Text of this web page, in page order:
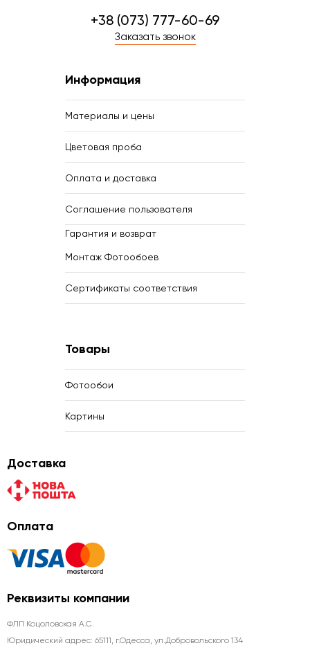
+38 (073) 777-60-69
Заказать звонок
Информация
Материалы и цены
Цветовая проба
Оплата и доставка
Соглашение пользователя
Гарантия и возврат
Монтаж Фотообоев
Сертификаты соответствия
Товары
Фотообои
Картины
Доставка
Оплата
Реквизиты компании
ФЛП Коцоловская А.С.
Юридический адрес: 65111, г.Одесса, ул.Добровольского 134